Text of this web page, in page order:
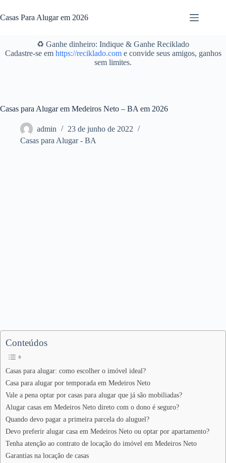
para
o
Casas Para Alugar em 2026
♻️ Ganhe dinheiro: Indique & Ganhe Reciklado
Cadastre-se em https://reciklado.come convide seus amigos, ganhos
sem limites.
Casas para Alugar em Medeiros Neto – BA em 2026
admin
23 de junho de 2022
Casas para Alugar - BA
Conteúdos
Casas para alugar: como escolher o imóvel ideal?
Casa para alugar por temporada em Medeiros Neto
Vale a pena optar por casas para alugar que já são mobiliadas?
Alugar casas em Medeiros Neto direto com o dono é seguro?
Quando devo pagar a primeira parcela do aluguel?
Devo preferir alugar casa em Medeiros Neto ou optar por apartamento?
Tenha atenção ao contrato de locação do imóvel em Medeiros Neto
Garantias na locação de casas